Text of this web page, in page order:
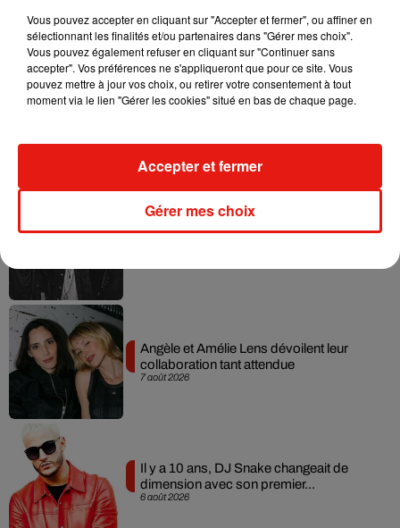
ces difficultés d'approvisionnement. Plus du tiers (44,9%)
des stations-service franciliennes sont"en rupture d'au
moins un produit", précisait dimanche le ministère de la
Transition énergétique.
RÜFÜS DU SOL annonce un nouvel
7 août 2026
Angèle et Amélie Lens dévoilent leur
collaboration tant attendue
6 août 2026
Il y a 10 ans, DJ Snake changeait de
dimension avec son premier...
Vous pouvez accepter en cliquant sur "Accepter et fermer", ou affiner en
sélectionnant les finalités et/ou partenaires dans "Gérer mes choix".
Vous pouvez également refuser en cliquant sur "Continuer sans
accepter". Vos préférences ne s'appliqueront que pour ce site. Vous
pouvez mettre à jour vos choix, ou retirer votre consentement à tout
moment via le lien "Gérer les cookies" situé en bas de chaque page.
Gérer mes choix
Accepter et fermer